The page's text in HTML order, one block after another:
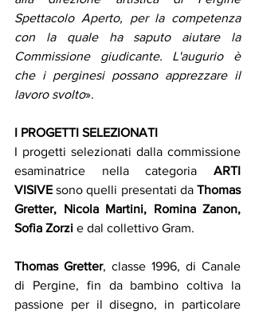
Spettacolo Aperto, per la competenza
con la quale ha saputo aiutare la
Commissione giudicante. L'augurio è
che i perginesi possano apprezzare il
lavoro svolto».
I PROGETTI SELEZIONATI
I progetti selezionati dalla commissione
esaminatrice nella categoria ARTI
VISIVE sono quelli presentati da Thomas
Gretter, Nicola Martini, Romina Zanon,
Sofia Zorzi e dal collettivo Gram.
Thomas Gretter, classe 1996, di Canale
di Pergine, fin da bambino coltiva la
passione per il disegno, in particolare